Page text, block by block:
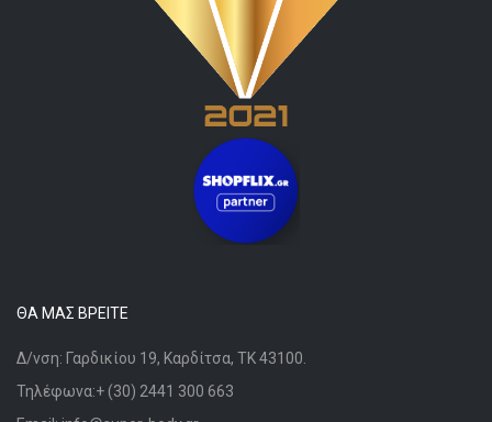
ΘΑ ΜΑΣ ΒΡΕΊΤΕ
Δ/νση: Γαρδικίου 19, Καρδίτσα, ΤΚ 43100.
Τηλέφωνα:+ (30) 2441 300 663